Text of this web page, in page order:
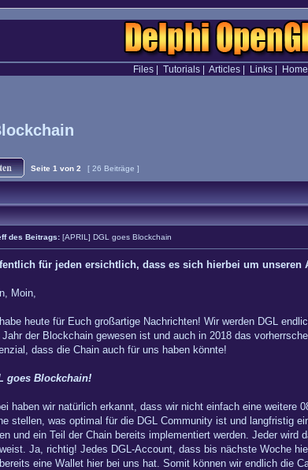
Files| Tutorials| Articles| Links| Home
Seite 1 von 2 [ 26 Beiträge ]
des Beitrags: [APRIL] DGL goes Blockchain
für jeden ersichtlich, dass es sich hierbei um
Moin,
heute für Euch großartige Nachrichten! Wir werden DGL
Jahr der Blockchain gewesen ist und auch in 2018 das
dass die Chain auch für uns haben könnte!
goes Blockchain!
haben wir natürlich erkannt, dass wir nicht einfach eine weitere
stellen, was optimal für die DGL Community ist und langfristig
und ein Teil der Chain bereits implementiert werden. Jeder
Ja, richtig! Jedes DGL-Account, dass bis nächste Woche
eine Wallet hier bei uns hat. Somit können wir endlich die